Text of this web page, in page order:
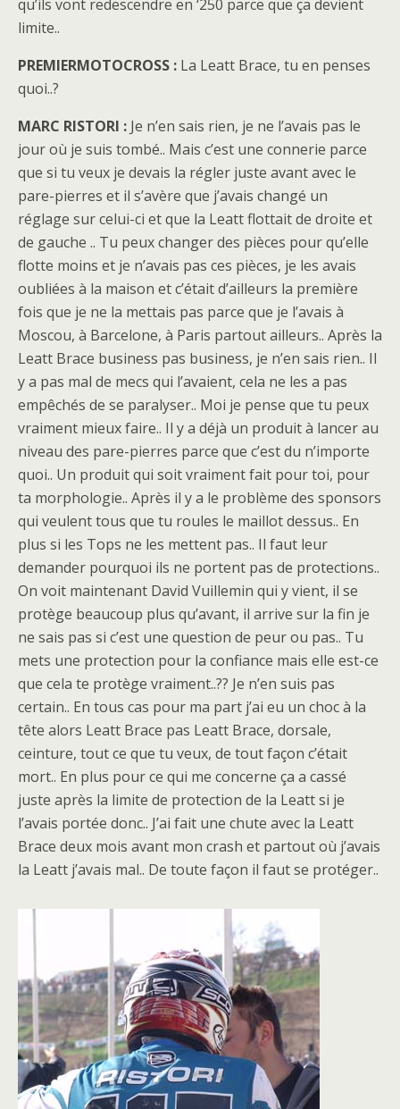
qu’ils vont redescendre en ‘250 parce que ça devient
limite..
PREMIERMOTOCROSS : La Leatt Brace, tu en penses
quoi..?
MARC RISTORI : Je n’en sais rien, je ne l’avais pas le
jour où je suis tombé.. Mais c’est une connerie parce
que si tu veux je devais la régler juste avant avec le
pare-pierres et il s’avère que j’avais changé un
réglage sur celui-ci et que la Leatt flottait de droite et
de gauche .. Tu peux changer des pièces pour qu’elle
flotte moins et je n’avais pas ces pièces, je les avais
oubliées à la maison et c’était d’ailleurs la première
fois que je ne la mettais pas parce que je l’avais à
Moscou, à Barcelone, à Paris partout ailleurs.. Après la
Leatt Brace business pas business, je n’en sais rien.. Il
y a pas mal de mecs qui l’avaient, cela ne les a pas
empêchés de se paralyser.. Moi je pense que tu peux
vraiment mieux faire.. Il y a déjà un produit à lancer au
niveau des pare-pierres parce que c’est du n’importe
quoi.. Un produit qui soit vraiment fait pour toi, pour
ta morphologie.. Après il y a le problème des sponsors
qui veulent tous que tu roules le maillot dessus.. En
plus si les Tops ne les mettent pas.. Il faut leur
demander pourquoi ils ne portent pas de protections..
On voit maintenant David Vuillemin qui y vient, il se
protège beaucoup plus qu’avant, il arrive sur la fin je
ne sais pas si c’est une question de peur ou pas.. Tu
mets une protection pour la confiance mais elle est-ce
que cela te protège vraiment..?? Je n’en suis pas
certain.. En tous cas pour ma part j’ai eu un choc à la
tête alors Leatt Brace pas Leatt Brace, dorsale,
ceinture, tout ce que tu veux, de tout façon c’était
mort.. En plus pour ce qui me concerne ça a cassé
juste après la limite de protection de la Leatt si je
l’avais portée donc.. J’ai fait une chute avec la Leatt
Brace deux mois avant mon crash et partout où j’avais
la Leatt j’avais mal.. De toute façon il faut se protéger..